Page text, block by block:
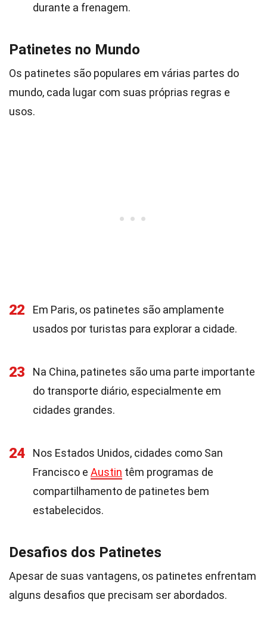
durante a frenagem.
Patinetes no Mundo
Os patinetes são populares em várias partes do
mundo, cada lugar com suas próprias regras e
usos.
22
Em Paris, os patinetes são amplamente
usados por turistas para explorar a cidade.
23
Na China, patinetes são uma parte importante
do transporte diário, especialmente em
cidades grandes.
24
Nos Estados Unidos, cidades como San
Francisco e Austin têm programas de
compartilhamento de patinetes bem
estabelecidos.
Desafios dos Patinetes
Apesar de suas vantagens, os patinetes enfrentam
alguns desafios que precisam ser abordados.